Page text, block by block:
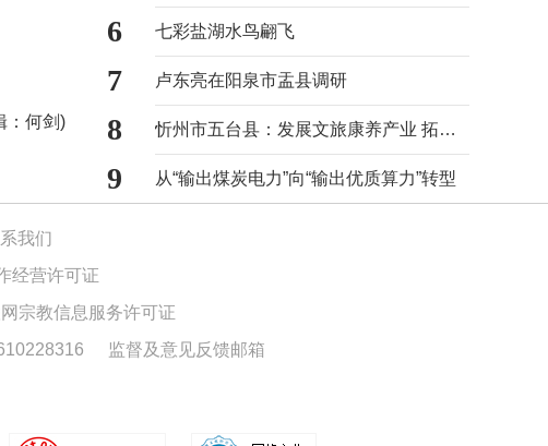
：何剑)
6 七彩盐湖水鸟翩飞
7 卢东亮在阳泉市盂县调研
8 忻州市五台县：发展文旅康养产业 拓宽村民增收路径
9 从“输出煤炭电力”向“输出优质算力”转型
我们
经营许可证
宗教信息服务许可证
监督及意见反馈邮箱